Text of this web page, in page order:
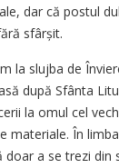
dar că postul
sfârșit.
la slujba de
după Sfânta
la omul cel
materiale. În
a se trezi din